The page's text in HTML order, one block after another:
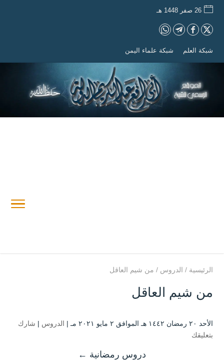
26 صفر 1448 هـ
شبكة العلم شبكة علماء اليمن
الرئيسية / الدروس / من شيم العاقل
من شيم العاقل
الأحد ۲۰ رمضان ۱٤٤۲ هـ الموافق ۲ مايو ۲۰۲۱ مـ | الدروس | شارك
بتعليقك
دروس رمضانية ←